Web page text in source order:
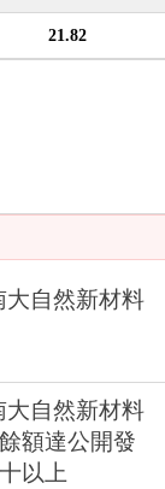
21.82
自然新材料
自然新材料
額達公開發
以上